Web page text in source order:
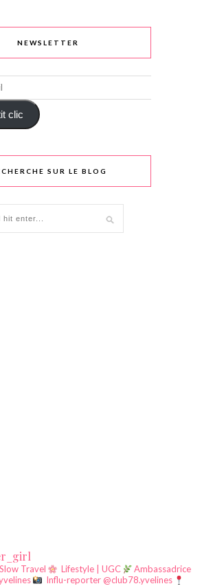
NEWSLETTER
clic
SUR LE BLOG
Travel Lifestyle | UGC
Ambassadrice
Influ-reporter @club78.yvelines